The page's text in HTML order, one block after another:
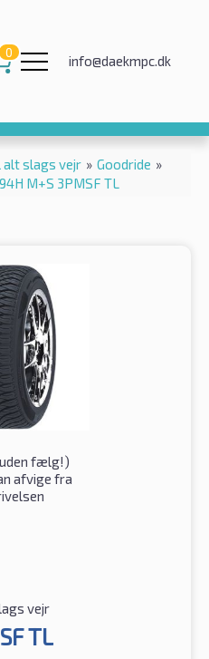
0
info@daekmpc.dk
slags vejr » Goodride »
M+S 3PMSF TL
fælg!)
afvige fra
vejr
TL